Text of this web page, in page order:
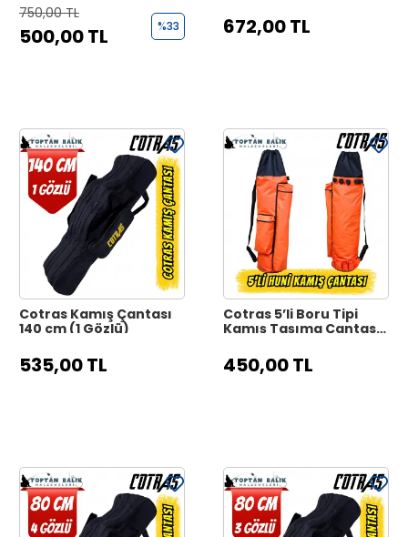
750,00 TL
500,00 TL %33 672,00 TL
Cotras Kamış Çantası
140 cm (1 Gözlü)
535,00 TL
Cotras 5’li Boru Tipi
Kamış Taşıma Çantası
450,00 TL